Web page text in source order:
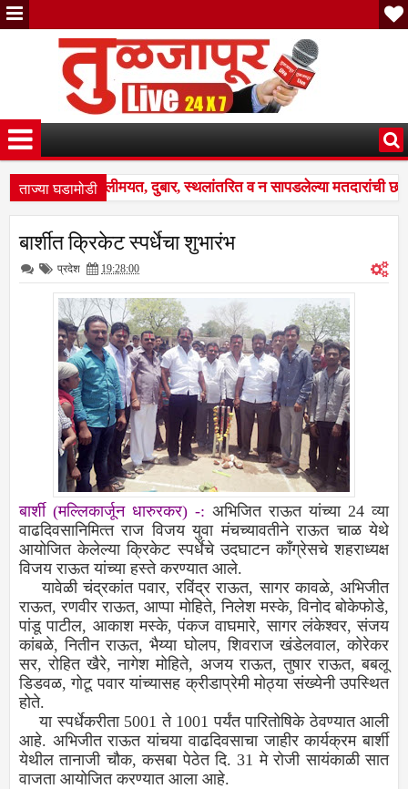
ताज्या घडामोडी
नावे वगळलीमयत, दुबार, स्थलांतरित व न सापडलेल्या मतदारांची
भारत निवडणूक आयोगाने सुधारित वेळापत्रक जाहीर; अंतिम मतदार यादी
नावे वगळलीमयत, दुबार, स्थलांतरित व न सापडलेल्या मतदारांची
बार्शीत क्रिकेट स्‍पर्धेचा शुभारंभ
प्रदेश 19:28:00
बार्शी (मल्लिकार्जून धारुरकर) -: अभिजित राऊत यांच्‍या 24 व्‍या
वाढदिवसानिमित्‍त राज विजय युवा मंचच्‍यावतीने राऊत चाळ येथे
आयोजित केलेल्‍या क्रिकेट स्‍पर्धेचे उदघाटन कॉंग्रेसचे शहराध्‍यक्ष
विजय राऊत यांच्‍या हस्‍ते करण्‍यात आले.
यावेळी चंद्रकांत पवार, रविंद्र राऊत, सागर कावळे, अभिजीत
राऊत, रणवीर राऊत, आप्‍पा मोहिते, निलेश मस्‍के, विनोद बोकेफोडे,
पांडू पाटील, आकाश मस्‍के, पंकज वाघमारे, सागर लंकेश्‍वर, संजय
कांबळे, नितीन राऊत, भैय्या घोलप, शिवराज खंडेलवाल, कोरेकर
सर, रोहित खैरे, नागेश मोहिते, अजय राऊत, तुषार राऊत, बबलू
डिडवळ, गोटू पवार यांच्‍यासह क्रीडाप्रेमी मोठ्या संख्‍येनी उपस्थित
होते.
या स्‍पर्धेकरीता 5001 ते 1001 पर्यंत पारितोषिके ठेवण्‍यात आली
आहे. अभिजीत राऊत यांचया वाढदिवसाचा जाहीर कार्यक्रम बार्शी
येथील तानाजी चौक, कसबा पेठेत दि. 31 मे रोजी सायंकाळी सात
वाजता आयोजित करण्‍यात आला आहे.